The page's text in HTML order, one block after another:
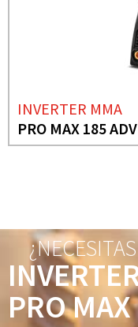
INVERTER MMA
PRO MAX 185
PRO